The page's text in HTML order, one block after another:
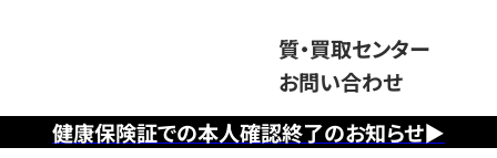
健康保険証での本人確認終了のお知らせ▶
質・買取センター
お問い合わせ
フ